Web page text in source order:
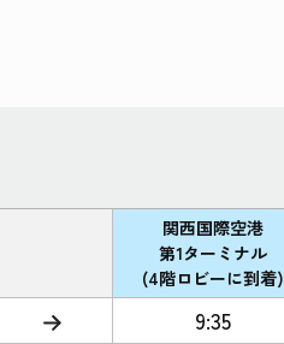
関西国際空港
第1ターミナル
(4階ロビーに到着)
9:35